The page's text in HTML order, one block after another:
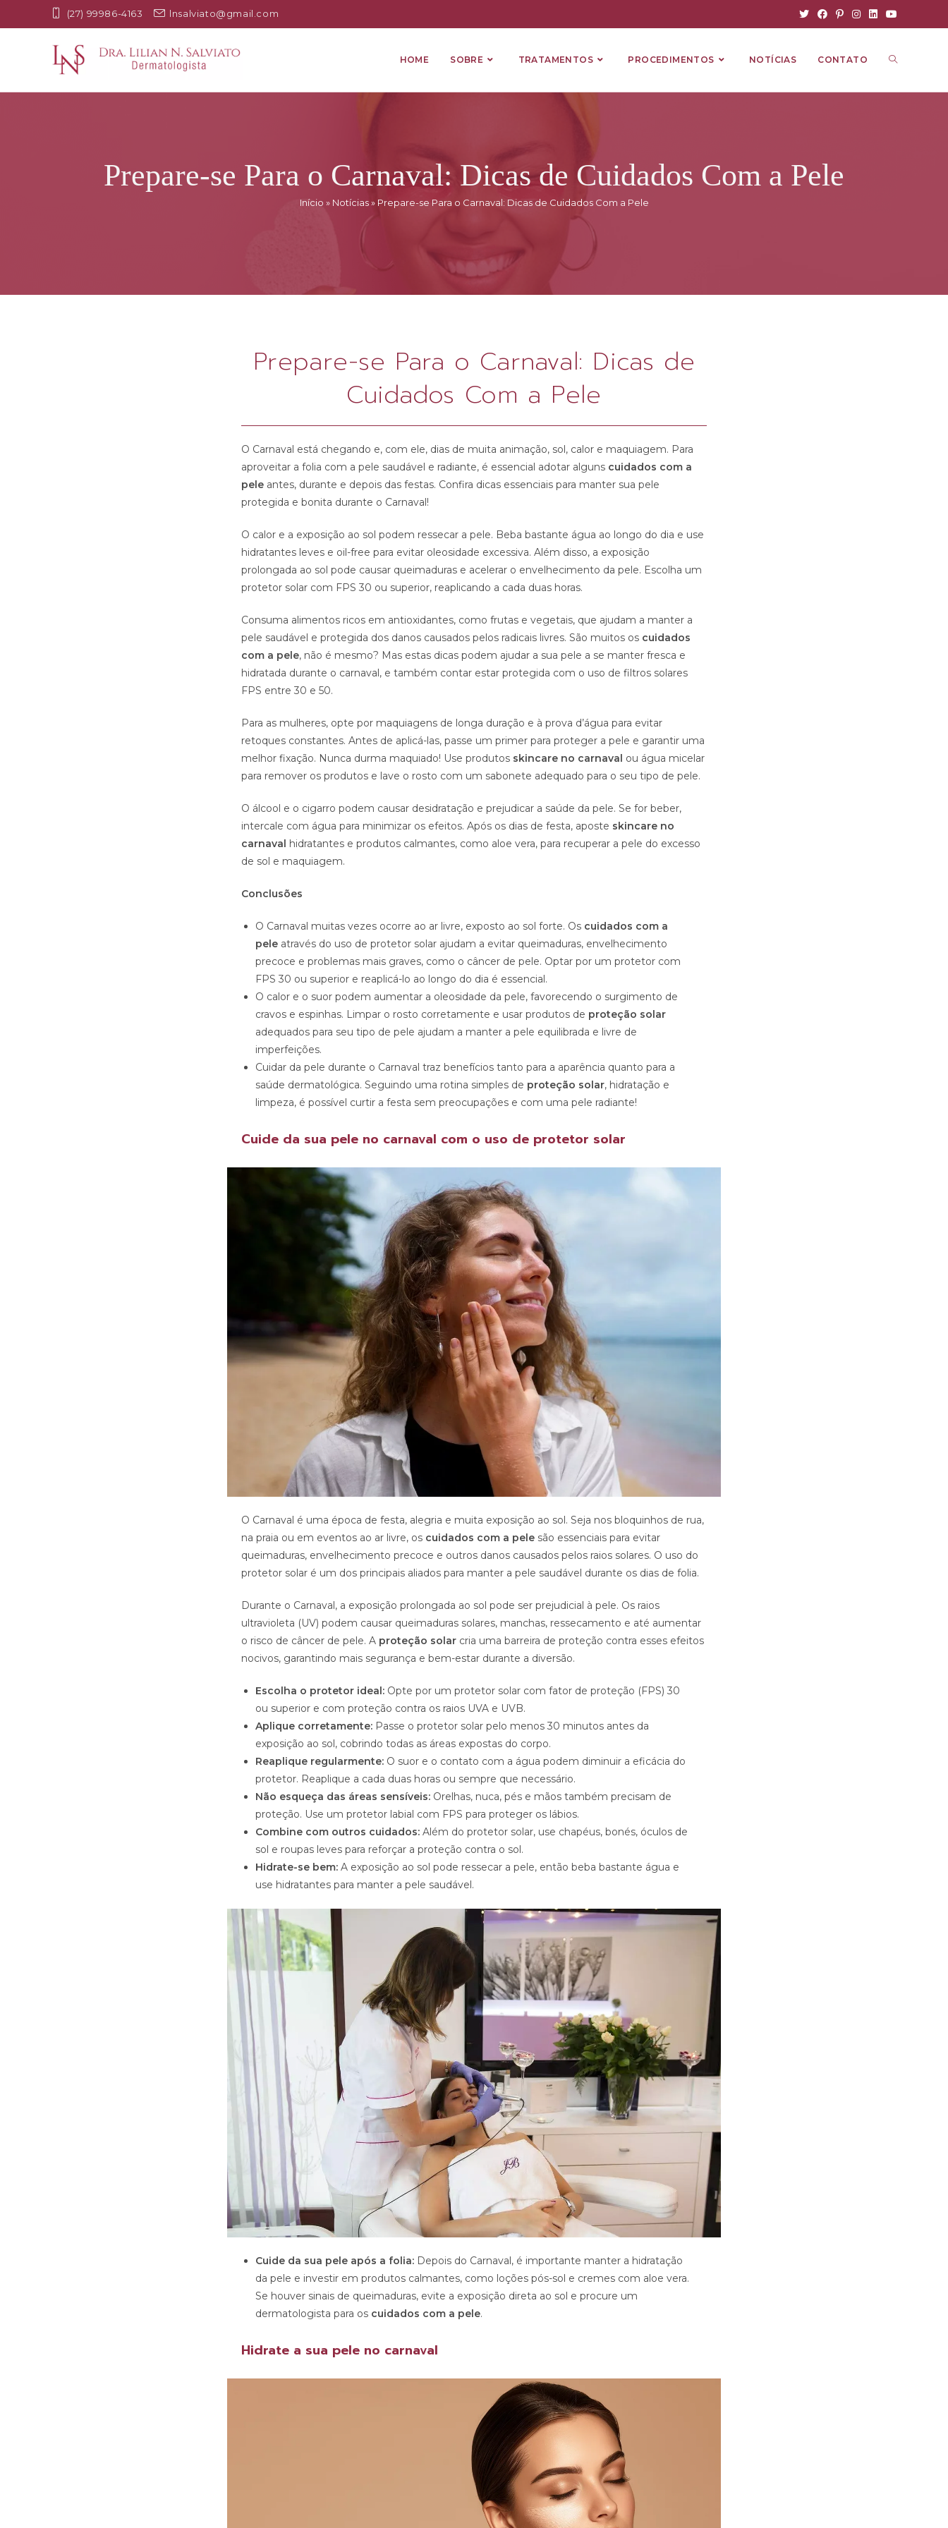
(27) 99986-4163 lnsalviato@gmail.com
HOME SOBRE TRATAMENTOS PROCEDIMENTOS NOTÍCIAS CONTATO
Prepare-se Para o Carnaval: Dicas de Cuidados Com a Pele
Início » Notícias» Prepare-se Para o Carnaval: Dicas de Cuidados Com a Pele
Prepare-se Para o Carnaval: Dicas de
Cuidados Com a Pele
O Carnaval está chegando e, com ele, dias de muita animação, sol, calor e maquiagem. Para
aproveitar a folia com a pele saudável e radiante, é essencial adotar alguns cuidados com a
pele antes, durante e depois das festas. Confira dicas essenciais para manter sua pele
protegida e bonita durante o Carnaval!
O calor e a exposição ao sol podem ressecar a pele. Beba bastante água ao longo do dia e use
hidratantes leves e oil-free para evitar oleosidade excessiva. Além disso, a exposição
prolongada ao sol pode causar queimaduras e acelerar o envelhecimento da pele. Escolha um
protetor solar com FPS 30 ou superior, reaplicando a cada duas horas.
Consuma alimentos ricos em antioxidantes, como frutas e vegetais, que ajudam a manter a
pele saudável e protegida dos danos causados pelos radicais livres. São muitos os cuidados
com a pele, não é mesmo? Mas estas dicas podem ajudar a sua pele a se manter fresca e
hidratada durante o carnaval, e também contar estar protegida com o uso de filtros solares
FPS entre 30 e 50.
Para as mulheres, opte por maquiagens de longa duração e à prova d’água para evitar
retoques constantes. Antes de aplicá-las, passe um primer para proteger a pele e garantir uma
melhor fixação. Nunca durma maquiado! Use produtos skincare no carnaval ou água micelar
para remover os produtos e lave o rosto com um sabonete adequado para o seu tipo de pele.
O álcool e o cigarro podem causar desidratação e prejudicar a saúde da pele. Se for beber,
intercale com água para minimizar os efeitos. Após os dias de festa, aposte skincare no
carnaval hidratantes e produtos calmantes, como aloe vera, para recuperar a pele do excesso
de sol e maquiagem.
Conclusões
O Carnaval muitas vezes ocorre ao ar livre, exposto ao sol forte. Os cuidados com a
pele através do uso de protetor solar ajudam a evitar queimaduras, envelhecimento
precoce e problemas mais graves, como o câncer de pele. Optar por um protetor com
FPS 30 ou superior e reaplicá-lo ao longo do dia é essencial.
O calor e o suor podem aumentar a oleosidade da pele, favorecendo o surgimento de
cravos e espinhas. Limpar o rosto corretamente e usar produtos de proteção solar
adequados para seu tipo de pele ajudam a manter a pele equilibrada e livre de
imperfeições.
Cuidar da pele durante o Carnaval traz benefícios tanto para a aparência quanto para a
saúde dermatológica. Seguindo uma rotina simples de proteção solar, hidratação e
limpeza, é possível curtir a festa sem preocupações e com uma pele radiante!
Cuide da sua pele no carnaval com o uso de protetor solar
O Carnaval é uma época de festa, alegria e muita exposição ao sol. Seja nos bloquinhos de rua,
na praia ou em eventos ao ar livre, os cuidados com a pele são essenciais para evitar
queimaduras, envelhecimento precoce e outros danos causados pelos raios solares. O uso do
protetor solar é um dos principais aliados para manter a pele saudável durante os dias de folia.
Durante o Carnaval, a exposição prolongada ao sol pode ser prejudicial à pele. Os raios
ultravioleta (UV) podem causar queimaduras solares, manchas, ressecamento e até aumentar
o risco de câncer de pele. A proteção solar cria uma barreira de proteção contra esses efeitos
nocivos, garantindo mais segurança e bem-estar durante a diversão.
Escolha o protetor ideal: Opte por um protetor solar com fator de proteção (FPS) 30
ou superior e com proteção contra os raios UVA e UVB.
Aplique corretamente: Passe o protetor solar pelo menos 30 minutos antes da
exposição ao sol, cobrindo todas as áreas expostas do corpo.
Reaplique regularmente: O suor e o contato com a água podem diminuir a eficácia do
protetor. Reaplique a cada duas horas ou sempre que necessário.
Não esqueça das áreas sensíveis: Orelhas, nuca, pés e mãos também precisam de
proteção. Use um protetor labial com FPS para proteger os lábios.
Combine com outros cuidados: Além do protetor solar, use chapéus, bonés, óculos de
sol e roupas leves para reforçar a proteção contra o sol.
Hidrate-se bem: A exposição ao sol pode ressecar a pele, então beba bastante água e
use hidratantes para manter a pele saudável.
Cuide da sua pele após a folia: Depois do Carnaval, é importante manter a hidratação
da pele e investir em produtos calmantes, como loções pós-sol e cremes com aloe vera.
Se houver sinais de queimaduras, evite a exposição direta ao sol e procure um
dermatologista para os cuidados com a pele.
Hidrate a sua pele no carnaval